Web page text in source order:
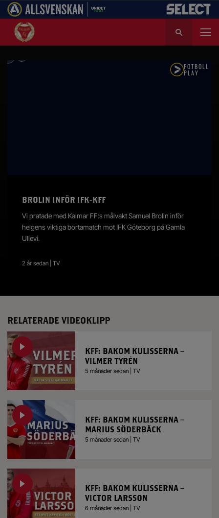
k
f
BROLIN INFÖR IFK-KFF
Vi pratade med Kalmar FF:s målvakt Samuel Brolin inför
helgens viktiga bortamatch mot IFK Göteborg på Gamla
Ullevi.
2 år sedan | TV
RELATERADE VIDEOKLIPP
KFF: BAKOM KULISSERNA –
VILMER TYRÉN
5 månader sedan | TV
KFF: BAKOM KULISSERNA –
MARIUS SÖDERBÄCK
5 månader sedan | TV
KFF: BAKOM KULISSERNA –
VICTOR LARSSON
6 månader sedan | TV